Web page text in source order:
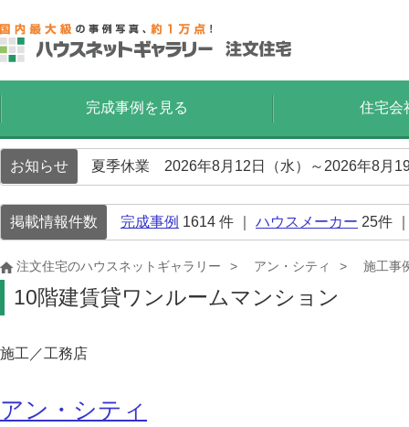
完成事例を見る 住宅会
お知らせ 夏季休業 2026年8月12日（水）～2026年8月
掲載情報件数 完成事例 1614 件 ｜ ハウスメーカー 25件
注文住宅のハウスネットギャラリー アン・シティ 施工事
10階建賃貸ワンルームマンション
施工／工務店
アン・シティ